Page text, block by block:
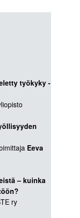
työkyky -
Eeva
– kuinka
ry